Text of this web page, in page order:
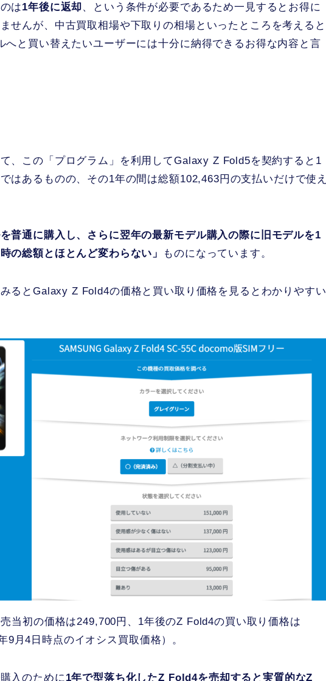
は1年後に返却、という条件が必要であるため一見するとお得に
せんが、中古買取相場や下取りの相場といったところを考えると
へと買い替えたいユーザーには十分に納得できるお得な内容と言
、この「プログラム」を利用してGalaxy Z Fold5を契約すると1
はあるものの、その1年の間は総額102,463円の支払いだけで使え
を普通に購入し、さらに翌年の最新モデル購入の際に旧モデルを1
の総額とほとんど変わらない」
ものになっています。
るとGalaxy Z Fold4の価格と買い取り価格を見るとわかりやすい
当初の価格は249,700円、1年後のZ Fold4の買い取り価格は
9月4日時点のイオシス買取価格）。
入のために1年で型落ち化したZ Fold4を売却すると実質的なZ